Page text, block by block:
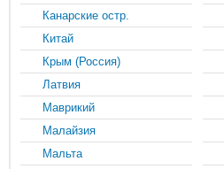
Канарские остр.
Китай
Крым (Россия)
Латвия
Маврикий
Малайзия
Мальта